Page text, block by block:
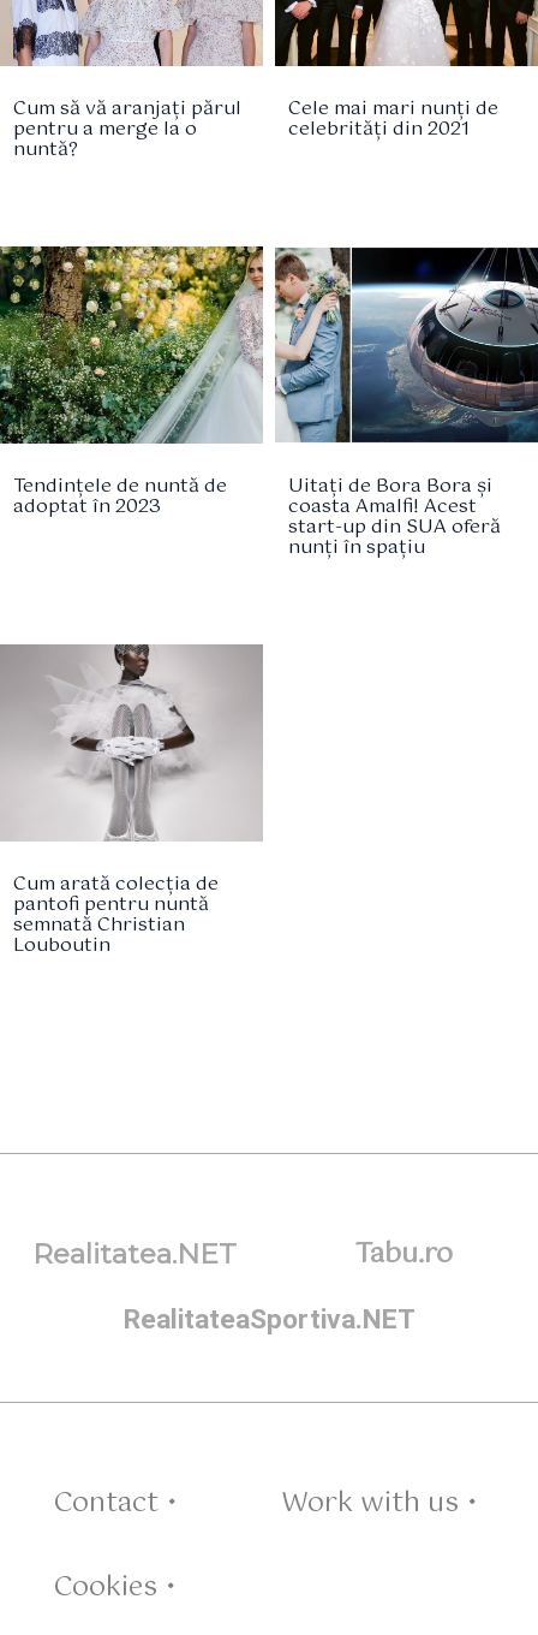
Cum să vă aranjați părul
pentru a merge la o
nuntă?
Cele mai mari nunți de
celebrități din 2021
Tendințele de nuntă de
adoptat în 2023
Uitați de Bora Bora și
coasta Amalfi! Acest
start-up din SUA oferă
nunți în spațiu
Cum arată colecția de
pantofi pentru nuntă
semnată Christian
Louboutin
Realitatea.NET Tabu.ro
RealitateaSportiva.NET
Contact •
Work with us •
Cookies •